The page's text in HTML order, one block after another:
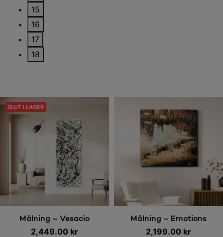
15
16
17
18
SLUT I LAGER
Läs mer
Målning – Vesacio
2,449.00 kr
Lägg till i varukorg
Målning – Emotions
2,199.00 kr